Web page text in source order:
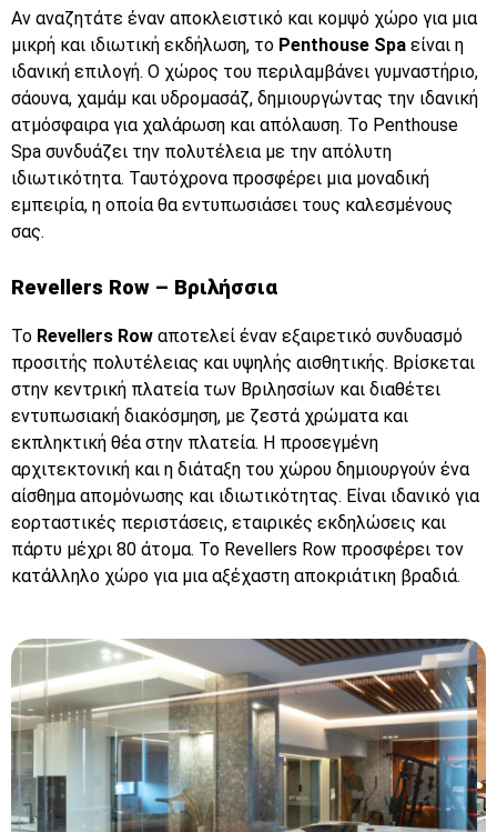
Αν αναζητάτε έναν αποκλειστικό και κομψό χώρο για μια
μικρή και ιδιωτική εκδήλωση, το Penthouse Spa είναι η
ιδανική επιλογή. Ο χώρος του περιλαμβάνει γυμναστήριο,
σάουνα, χαμάμ και υδρομασάζ, δημιουργώντας την ιδανική
ατμόσφαιρα για χαλάρωση και απόλαυση. Το Penthouse
Spa συνδυάζει την πολυτέλεια με την απόλυτη
ιδιωτικότητα. Ταυτόχρονα προσφέρει μια μοναδική
εμπειρία, η οποία θα εντυπωσιάσει τους καλεσμένους
σας.
Revellers Row – Βριλήσσια
Το Revellers Row αποτελεί έναν εξαιρετικό συνδυασμό
προσιτής πολυτέλειας και υψηλής αισθητικής. Βρίσκεται
στην κεντρική πλατεία των Βριλησσίων και διαθέτει
εντυπωσιακή διακόσμηση, με ζεστά χρώματα και
εκπληκτική θέα στην πλατεία. Η προσεγμένη
αρχιτεκτονική και η διάταξη του χώρου δημιουργούν ένα
αίσθημα απομόνωσης και ιδιωτικότητας. Είναι ιδανικό για
εορταστικές περιστάσεις, εταιρικές εκδηλώσεις και
πάρτυ μέχρι 80 άτομα. Το Revellers Row προσφέρει τον
κατάλληλο χώρο για μια αξέχαστη αποκριάτικη βραδιά.